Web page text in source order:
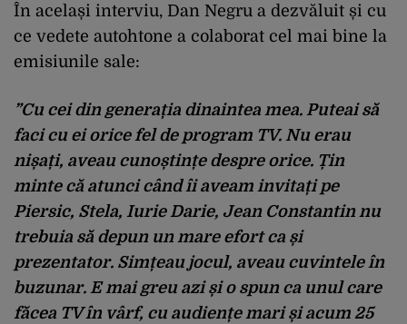
În același interviu, Dan Negru a dezvăluit și cu
ce vedete autohtone a colaborat cel mai bine la
emisiunile sale:
”Cu cei din generația dinaintea mea. Puteai să
faci cu ei orice fel de program TV. Nu erau
nișați, aveau cunoștințe despre orice. Țin
minte că atunci când îi aveam invitați pe
Piersic, Stela, Iurie Darie, Jean Constantin nu
trebuia să depun un mare efort ca și
prezentator. Simțeau jocul, aveau cuvintele în
buzunar. E mai greu azi și o spun ca unul care
făcea TV în vârf, cu audiențe mari și acum 25